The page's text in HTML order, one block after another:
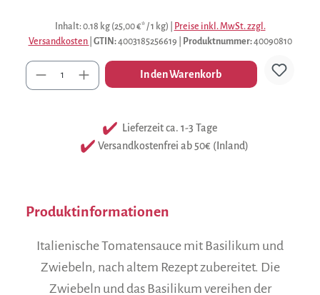
Inhalt: 0.18 kg (25,00 €* / 1 kg)
Preise inkl. MwSt. zzgl.
Versandkosten GTIN:4003185256619 Produktnummer:40090810
Anzahl In den Warenkorb
Lieferzeit ca. 1-3 Tage
Versandkostenfrei ab 50€ (Inland)
Produktinformationen
Italienische Tomatensauce mit Basilikum und
Zwiebeln, nach altem Rezept zubereitet. Die
Zwiebeln und das Basilikum vereihen der